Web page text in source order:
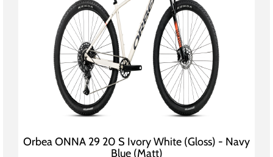
Orbea ONNA 29 20 S Ivory White (Gloss) - Navy
Blue (Matt)